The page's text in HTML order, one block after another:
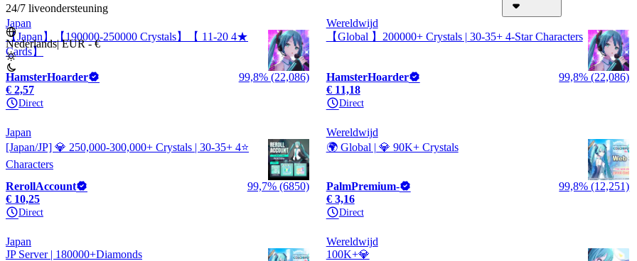
24/7 liveondersteuning
Nederlands|EUR - €
Japan
【Japan】【190000-250000 Crystals】【 11-20 4★
Cards】
HamsterHoarder
99,8% (22,086)
€ 2,57
Direct
Wereldwijd
【Global 】200000+ Crystals | 30-35+ 4-Star Characters
HamsterHoarder
99,8% (22,086)
€ 11,18
Direct
Japan
[Japan/JP] 💎 250,000-300,000+ Crystals | 30-35+ 4⭐
Characters
RerollAccount
99,7% (6850)
€ 10,25
Direct
Wereldwijd
🌍 Global | 💎 90K+ Crystals
PalmPremium-
99,8% (12,251)
€ 3,16
Direct
Japan
JP Server | 180000+Diamonds
Wereldwijd
100K+💎